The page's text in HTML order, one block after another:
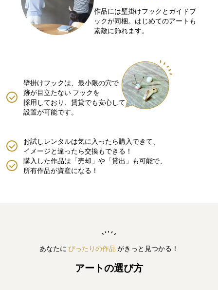
作品には壁掛けフックとガイドブ
ックが同梱。はじめてのアートも
素敵に飾れます。
壁掛けフックは、最小限の穴で
跡が目立たない フックを
採用しており、賃貸でも安心して
設置が可能です。
購入した作品は「売却」や「貸出」も可能で、
所有作品が資産になる！
お試しレンタルは気に入ったら購入できて、
イメージと違ったら交換もできる！
あなたに ぴったりの作品 がきっと見つかる！
アートの選び方